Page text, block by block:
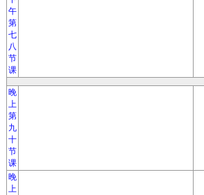
午
第
七
八
节
课
晚
上
第
九
十
节
课
晚
上